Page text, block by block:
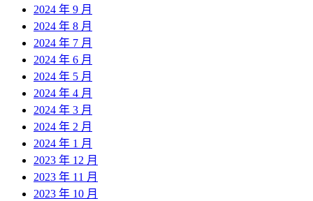
2024 年 9 月
2024 年 8 月
2024 年 7 月
2024 年 6 月
2024 年 5 月
2024 年 4 月
2024 年 3 月
2024 年 2 月
2024 年 1 月
2023 年 12 月
2023 年 11 月
2023 年 10 月